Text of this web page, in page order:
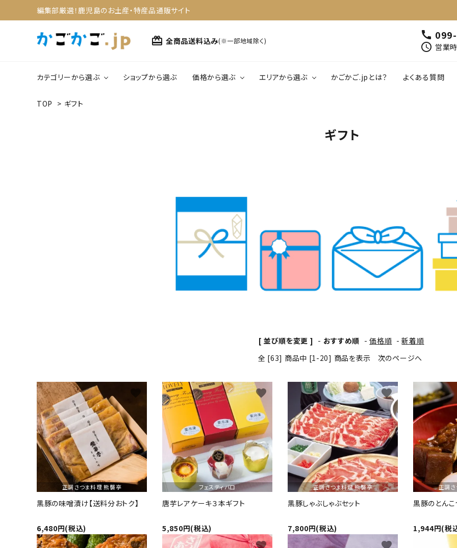
編集部厳選！鹿児島のお土産・特産品通販サイト
card_giftcard 全商品送料込み(※一部地域除く) call
schedule 営業
カテゴリーから選ぶ ショップから選ぶ 価格から選ぶ
5,001円～6,000円以下
エリアから選ぶ かごかご.jpとは？ よくある質問
よくある質問
お問い合わせ
プライバシーポリシー
特定商取引法について
TOP > ギフト
ギフト
[ 並び順を変更 ] - おすすめ順 -価格順 -新着順
全 [63] 商品中 [1-20] 商品を表示
次のページへ
正調さつま料理 熊襲亭
黒豚の味噌漬け【送料分おトク】
6,480円(税込)
favorite
フェスティバロ
唐芋レアケーキ３本ギフト
5,850円(税込)
favorite
正調さつま料理 熊襲亭
黒豚しゃぶしゃぶセット
7,800円(税込)
favorite
正調
黒豚のとんこ
1,944円(税
favorite favorite favorite